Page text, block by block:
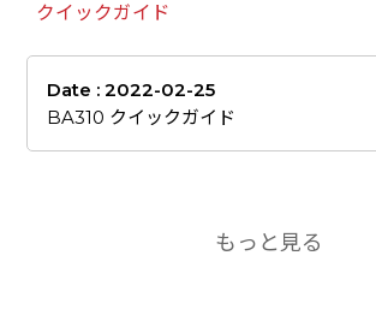
クイックガイド
Date : 2022-02-25
BA310 クイックガイド
もっと見る